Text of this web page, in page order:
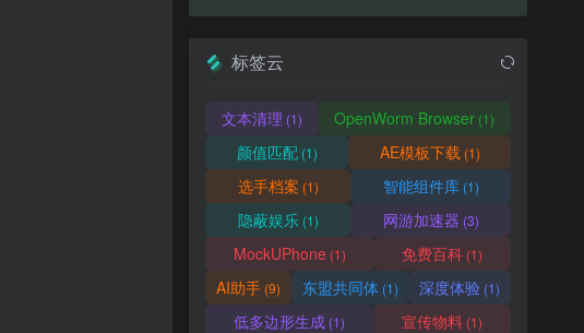
标签云
文本清理 (1) OpenWorm Browser (1)
颜值匹配(1) AE模板下载 (1)
选手档案 (1) 智能组件库(1)
隐蔽娱乐(1) 网游加速器 (3)
MockUPhone(1) 免费百科 (1)
AI助手(9) 东盟共同体(1) 深度体验 (1)
低多边形生成 (1) 宣传物料 (1)